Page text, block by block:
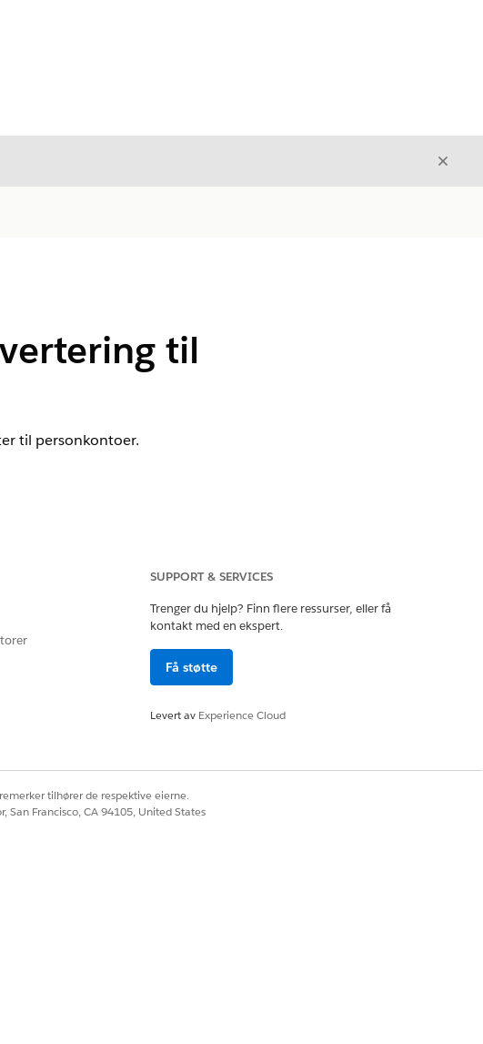
Avslutt
til
til personkontoer.
SUPPORT & SERVICES
Trenger du hjelp? Finn flere ressurser, eller få
kontakt med en ekspert.
Få støtte
Levert av Experience Cloud
tilhører de respektive eierne.
San Francisco, CA 94105, United States